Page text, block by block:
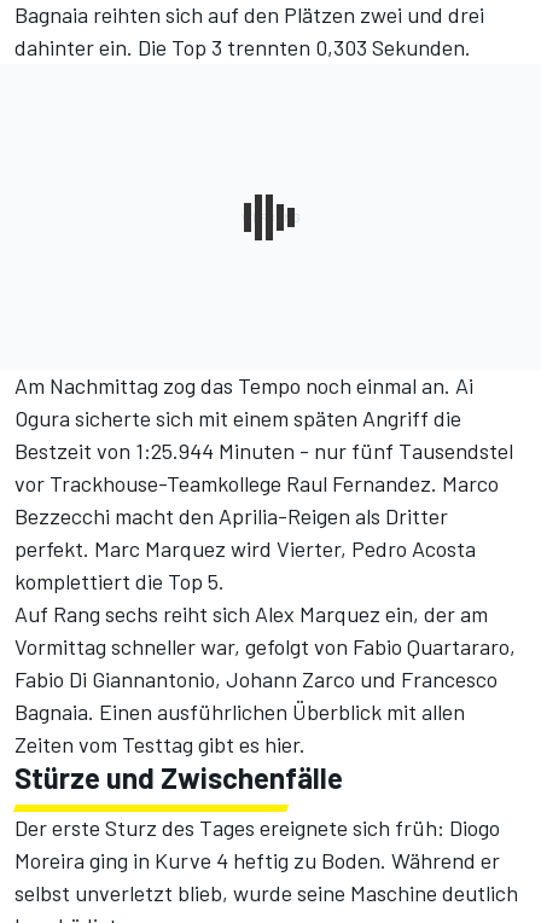
Bagnaia reihten sich auf den Plätzen zwei und drei
dahinter ein. Die Top 3 trennten 0,303 Sekunden.
Am Nachmittag zog das Tempo noch einmal an. Ai
Ogura sicherte sich mit einem späten Angriff die
Bestzeit von 1:25.944 Minuten - nur fünf Tausendstel
vor Trackhouse-Teamkollege Raul Fernandez. Marco
Bezzecchi macht den Aprilia-Reigen als Dritter
perfekt. Marc Marquez wird Vierter, Pedro Acosta
komplettiert die Top 5.
Auf Rang sechs reiht sich Alex Marquez ein, der am
Vormittag schneller war, gefolgt von Fabio Quartararo,
Fabio Di Giannantonio, Johann Zarco und Francesco
Bagnaia. Einen ausführlichen Überblick mit allen
Zeiten vom Testtag gibt es hier.
Stürze und Zwischenfälle
Der erste Sturz des Tages ereignete sich früh: Diogo
Moreira ging in Kurve 4 heftig zu Boden. Während er
selbst unverletzt blieb, wurde seine Maschine deutlich